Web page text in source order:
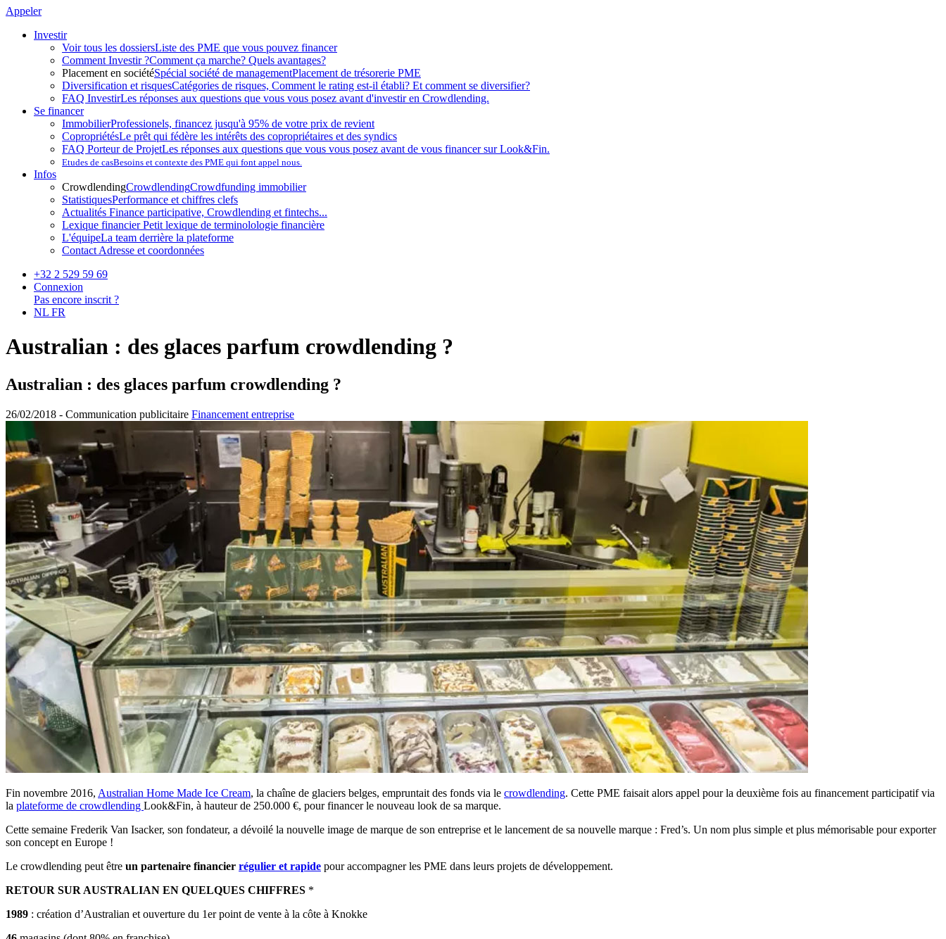
Appeler
Investir
Voir tous les dossiersListe des PME que vous pouvez financer
Comment Investir ?Comment ça marche? Quels avantages?
Placement en sociétéSpécial société de managementPlacement de trésorerie PME
Diversification et risquesCatégories de risques, Comment le rating est-il établi? Et comment se diversifier?
FAQ InvestirLes réponses aux questions que vous vous posez avant d'investir en Crowdlending.
Se financer
ImmobilierProfessionels, financez jusqu'à 95% de votre prix de revient
CopropriétésLe prêt qui fédère les intérêts des copropriétaires et des syndics
FAQ Porteur de ProjetLes réponses aux questions que vous vous posez avant de vous financer sur Look&Fin.
Etudes de casBesoins et contexte des PME qui font appel nous.
Infos
CrowdlendingCrowdlendingCrowdfunding immobilier
StatistiquesPerformance et chiffres clefs
Actualités Finance participative, Crowdlending et fintechs...
Lexique financierPetit lexique de terminolologie financière
L'équipeLa team derrière la plateforme
Contact Adresse et coordonnées
+32 2 529 59 69
Connexion
Pas encore inscrit ?
NL FR
Australian : des glaces parfum crowdlending ?
Australian : des glaces parfum crowdlending ?
26/02/2018 - Communication publicitaire Financement entreprise
Fin novembre 2016, Australian Home Made Ice Cream, la chaîne de glaciers belges, empruntait des fonds via le crowdlending. Cette PME faisait alors appel pour la deuxième fois au financement participatif via
la plateforme de crowdlending Look&Fin, à hauteur de 250.000 €, pour financer le nouveau look de sa marque.
Cette semaine Frederik Van Isacker, son fondateur, a dévoilé la nouvelle image de marque de son entreprise et le lancement de sa nouvelle marque : Fred’s. Un nom plus simple et plus mémorisable pour exporter
son concept en Europe !
Le crowdlending peut être un partenaire financier régulier et rapide pour accompagner les PME dans leurs projets de développement.
RETOUR SUR AUSTRALIAN EN QUELQUES CHIFFRES *
1989 : création d’Australian et ouverture du 1er point de vente à la côte à Knokke